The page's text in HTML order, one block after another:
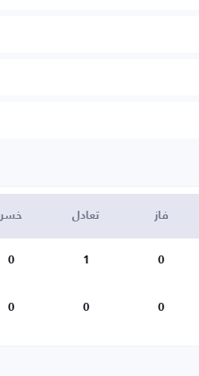
فاز تعادل خسر
0
1
0
0
0
0